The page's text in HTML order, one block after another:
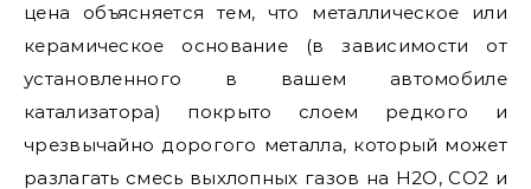
цена объясняется тем, что металлическое или
керамическое основание (в зависимости от
установленного в вашем автомобиле
катализатора) покрыто слоем редкого и
чрезвычайно дорогого металла, который может
разлагать смесь выхлопных газов на H2O, CO2 и